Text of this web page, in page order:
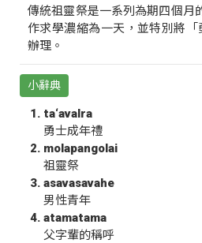
傳統祖靈祭是一系列為期四個月
作求學濃縮為一天，並特別將「
辦理。
小辭典
ta‘avalra
勇士成年禮
molapangolai
祖靈祭
asavasavahe
男性青年
atamatama
父字輩的稱呼